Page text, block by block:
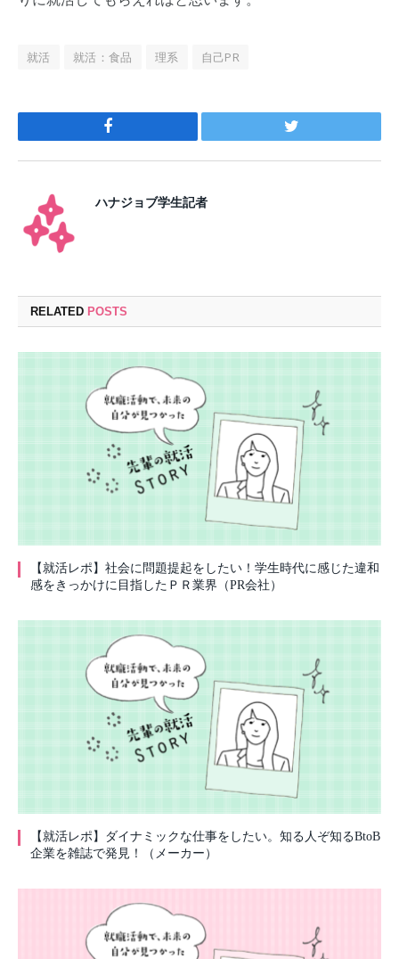
就活 就活：食品 理系 自己PR
Facebook Twitter
ハナジョブ学生記者
RELATED POSTS
【就活レポ】社会に問題提起をしたい！学生時代に感じた違和
感をきっかけに目指したＰＲ業界（PR会社）
【就活レポ】ダイナミックな仕事をしたい。知る人ぞ知るBtoB
企業を雑誌で発見！（メーカー）